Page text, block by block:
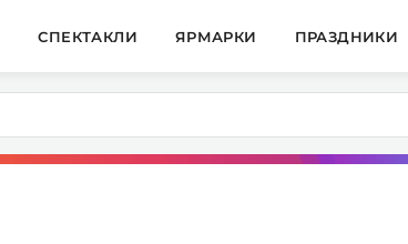
СПЕКТАКЛИ ЯРМАРКИ ПРАЗДНИКИ